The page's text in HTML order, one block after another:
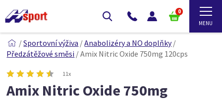
0
/Sportovní výživa /Anabolizéry a NO doplňky/
Předzátěžové směsi /Amix Nitric Oxide 750mg 120cps
11x
Amix Nitric Oxide 750mg